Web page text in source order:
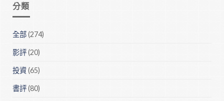
分類
全部(274)
影評(20)
投資(65)
書評(80)